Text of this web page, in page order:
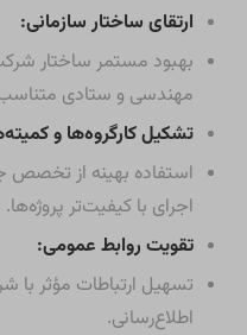
ارتقای ساختار سازمانی:
بهبود مستمر ساختار
مهندسی و ستادی متناسب
تشکیل کارگروه‌ها و
استفاده بهینه از تخصص
اجرای با کیفیت‌تر پروژه‌ها.
تقویت روابط عمومی:
تسهیل ارتباطات مؤثر
اطلاع‌رسانی.